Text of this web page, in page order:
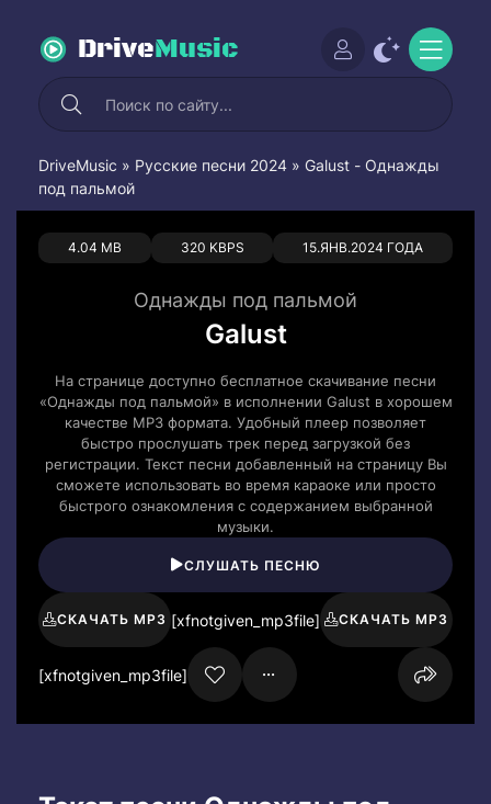
DriveMusic
DriveMusic » Русские песни 2024 » Galust - Однажды
под пальмой
4.04 MB 320 KBPS 15.ЯНВ.2024 ГОДА
0 0
Однажды под пальмой
Galust
На странице доступно бесплатное скачивание песни
«Однажды под пальмой» в исполнении Galust в хорошем
качестве MP3 формата. Удобный плеер позволяет
быстро прослушать трек перед загрузкой без
регистрации. Текст песни добавленный на страницу Вы
сможете использовать во время караоке или просто
быстрого ознакомления с содержанием выбранной
музыки.
СЛУШАТЬ ПЕСНЮ
СКАЧАТЬ MP3 [xfnotgiven_mp3file] СКАЧАТЬ MP3
[xfnotgiven_mp3file]